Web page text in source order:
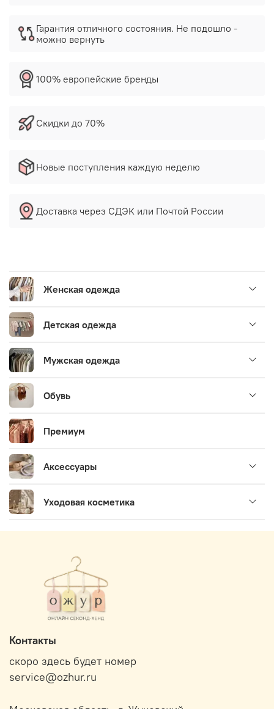
Гарантия отличного состояния. Не подошло -
можно вернуть
100% европейские бренды
Скидки до 70%
Новые поступления каждую неделю
Доставка через СДЭК или Почтой России
Женская одежда
Детская одежда
Мужская одежда
Обувь
Премиум
Аксессуары
Уходовая косметика
Контакты
скоро здесь будет номер
service@ozhur.ru